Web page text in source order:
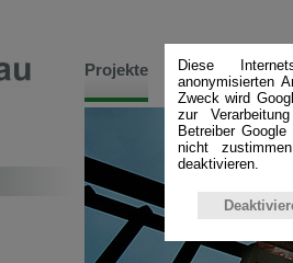
Projekte Leistungen
Diese
anonymisierten
Zweck wird
zur
Betreiber
nicht
deaktivieren.